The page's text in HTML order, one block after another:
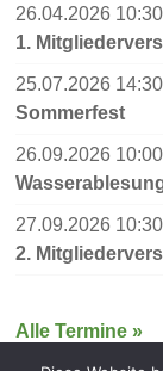
26.04.2026 10:30
1.
25.07.2026 14:30
Sommerfest
26.09.2026 10:00
27.09.2026 10:30
2.
Alle Termine »